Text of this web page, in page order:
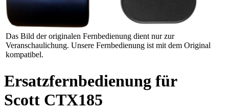
Das Bild der originalen Fernbedienung dient nur zur
Veranschaulichung. Unsere Fernbedienung ist mit dem Original
kompatibel.
Ersatzfernbedienung für
Scott CTX185